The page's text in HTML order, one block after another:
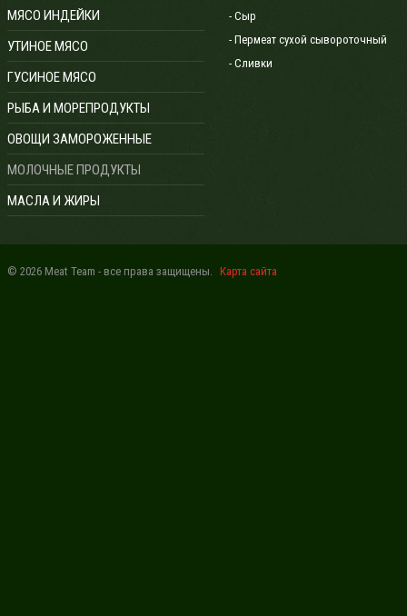
- Сыр
- Пермеат сухой сывороточный
- Сливки
МЯСО ИНДЕЙКИ
УТИНОЕ МЯСО
ГУСИНОЕ МЯСО
РЫБА И МOРЕПРОДУКТЫ
ОВОЩИ ЗАМОРОЖЕННЫЕ
МОЛОЧНЫЕ ПРОДУКТЫ
МАСЛА И ЖИРЫ
© 2026 Meat Team - все права защищены. Карта сайта